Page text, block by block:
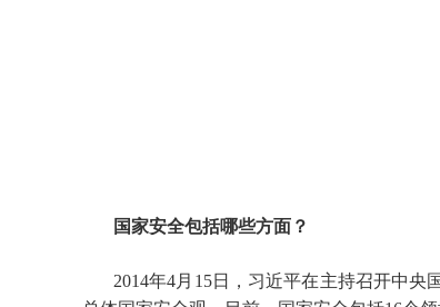
国家安全包括哪些方面？
2014年4月15日，习近平在主持召开中